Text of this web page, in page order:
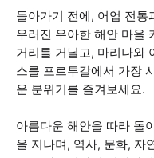
돌아가기 전에, 어업 전통
우러진 우아한 해안 마을
거리를 거닐고, 마리나와
스를 포르투갈에서 가장
운 분위기를 즐겨보세요.
아름다운 해안을 따라 돌
을 지나며, 역사, 문화, 자